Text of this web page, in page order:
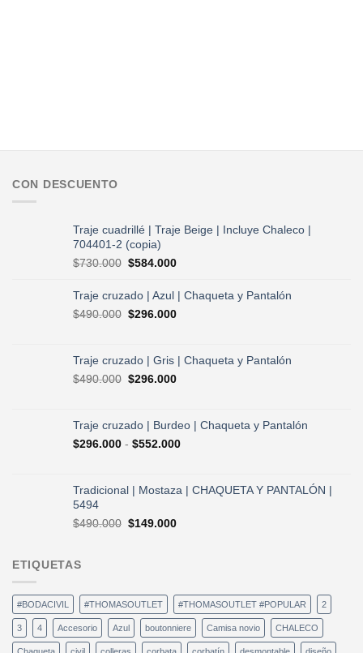
CON DESCUENTO
Traje cuadrillé | Traje Beige | Incluye Chaleco |
704401-2 (copia)
$730.000 El
original
era:
$730.000.
$584.000El
actual
es:
Traje cruzado | Azul | Chaqueta y Pantalón
$490.000 El
era:
$490.000.
$296.000El
es:
Traje cruzado | Gris | Chaqueta y Pantalón
$490.000 El
era:
$490.000.
$296.000El
es:
Traje cruzado | Burdeo | Chaqueta y Pantalón
$296.000 - $552.000Rango
desde
Tradicional | Mostaza | CHAQUETA Y PANTALÓN |
5494
$490.000 El
$149.000El
ETIQUETAS
#BODACIVIL #THOMASOUTLET #THOMASOUTLET #POPULAR 2
3 4 Accesorio Azul boutonniere Camisa novio CHALECO